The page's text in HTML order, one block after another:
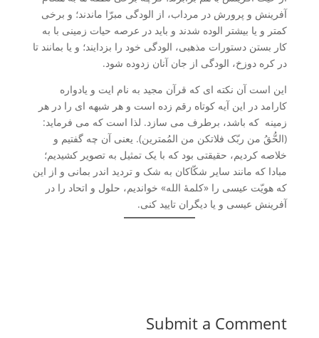
آفرینش و پرورش در مرداب، از الودگی مبرّا ماندند؛ و برخی
کمتر و یا بیشتر الوده شدند و باید در عرصه حیات زمینی با به
کار بستن دستورات مذهبی، الودگی خود را بزدایند؛ و یا بمانند تا
در کره دوزخ، الودگی از جان آنان زدوده شود.
این است آن نکته ای که قرآن مجید به نام ایت و یادواره
کارامد در این آیه کوتاه رقم زده است و هر شبهه ای را در هر
زمینه که باشد، برطرف می سازد. لذا است که می فرماید:
(الحُّقُ من ربّک فلاتکن من المُمترین). یعنی آن چه گفتیم و
خلاصه کردیم، حقیقتی بود که با یک تمثیل به تصویر کشیدیم؛
مبادا که مانند سایر شکّاکان به شک و تردید اندر بمانی و از این
که هویّت عیسی را «کلمۀ الله» خواندیم، حلول و اتحاد را در
آفرینش عیسی و یا دیگران تایید کنی.
Submit a Comment